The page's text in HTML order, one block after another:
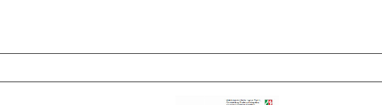
ZULETZT ANGESEHENE BROSCHÜREN